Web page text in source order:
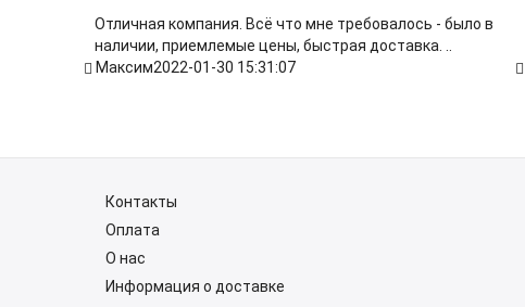
Отличная компания. Всё что мне требовалось - было в
наличии, приемлемые цены, быстрая доставка. ..
Максим2022-01-30 15:31:07
Контакты
Оплата
О нас
Информация о доставке